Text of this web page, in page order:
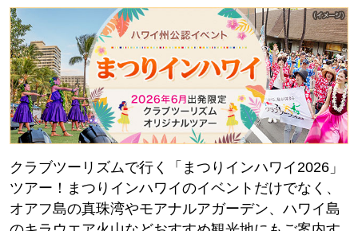
クラブツーリズムで行く「まつりインハワイ2026」
ツアー！まつりインハワイのイベントだけでなく、
オアフ島の真珠湾やモアナルアガーデン、ハワイ島